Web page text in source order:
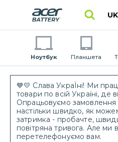
💙💛 Слава УкраЇні! Ми
товари по всій Україні, де
Опрацьовуємо замовлення
настільки швидко, як
затримка - пробачте,
повітряна тривога. Але ми
перетелефонуємо вам.
UK
Ноутбук Планшета